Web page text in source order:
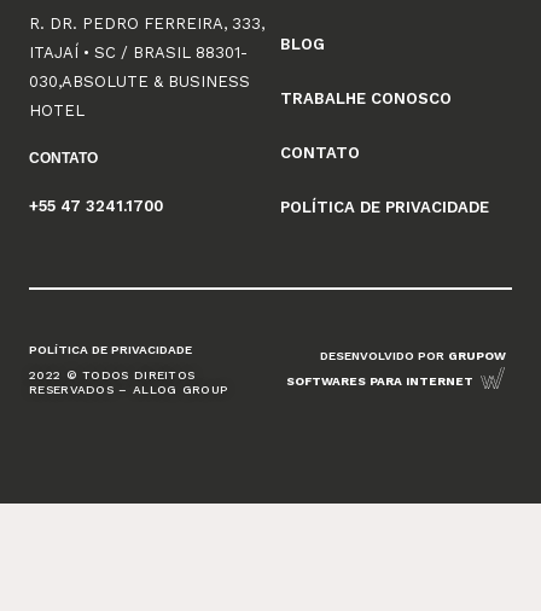
R. DR. PEDRO FERREIRA, 333,
ITAJAÍ • SC / BRASIL 88301-
030,ABSOLUTE & BUSINESS
HOTEL
CONTATO
+55 47 3241.1700
BLOG
TRABALHE CONOSCO
CONTATO
POLÍTICA DE PRIVACIDADE
POLÍTICA DE PRIVACIDADE
2022 © TODOS DIREITOS
RESERVADOS – ALLOG GROUP
DESENVOLVIDO POR GRUPOW
SOFTWARES PARA INTERNET